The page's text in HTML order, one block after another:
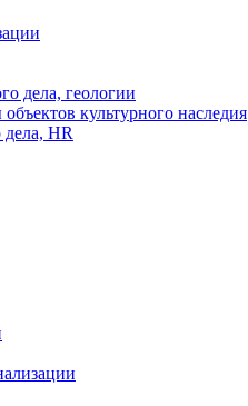
дела, геологии
культурного наследия
дела, HR